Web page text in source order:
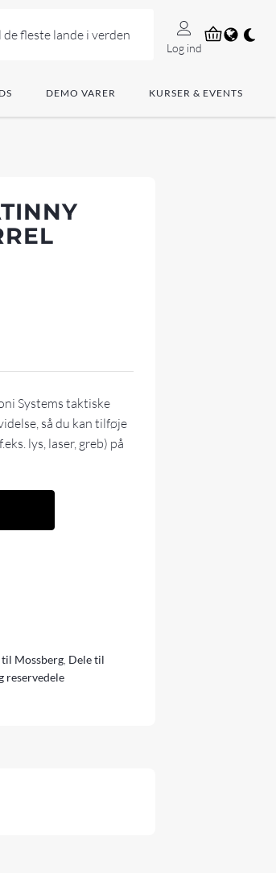
fleste lande i verden
Log ind
DEMO VARER KURSER & EVENTS
Systems taktiske
så du kan tilføje
lys, laser, greb) på
til Mossberg Dele til
reservedele